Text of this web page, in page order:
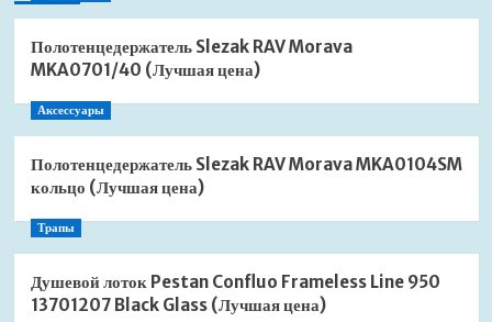
Полотенцедержатель Slezak RAV Morava
MKA0701/40 (Лучшая цена)
Аксессуары
Полотенцедержатель Slezak RAV Morava MKA0104SM
кольцо (Лучшая цена)
Трапы
Душевой лоток Pestan Confluo Frameless Line 950
13701207 Black Glass (Лучшая цена)